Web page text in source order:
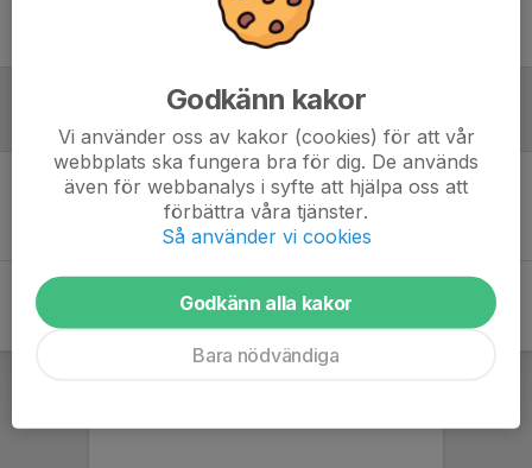
Ingen uppställning ifylld
Referat
Inget referat skrivet
Godkänn kakor
Vi använder oss av kakor (cookies) för att vår
webbplats ska fungera bra för dig. De används
även för webbanalys i syfte att hjälpa oss att
förbättra våra tjänster.
Så använder vi cookies
Godkänn alla kakor
Bara nödvändiga